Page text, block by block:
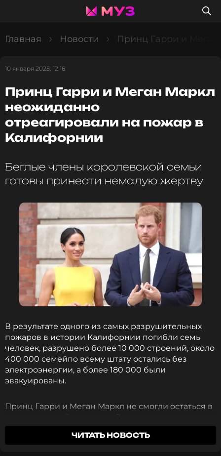
Главная Новости Принц Гарри и
10 января 2025, 12:16
Принц Гарри и Меган Маркл
неожиданно
отреагировали на пожар в
Калифорнии
Беглые члены королевской семьи
готовы принести немалую жертву
В результате одного из самых разрушительных
пожаров в истории Калифорнии погибли семь
человек, разрушено более 10 000 строений, около
400 000 семейпо всему штату остались без
электроэнергии, а более 180 000 были
эвакуированы.
Принц Гарри и Меган Маркл не смогли остаться в
беспрецедентный шаг, принеся в жертву
пострадавшим от стихии свое семейное
ЧИТАТЬ НОВОСТЬ